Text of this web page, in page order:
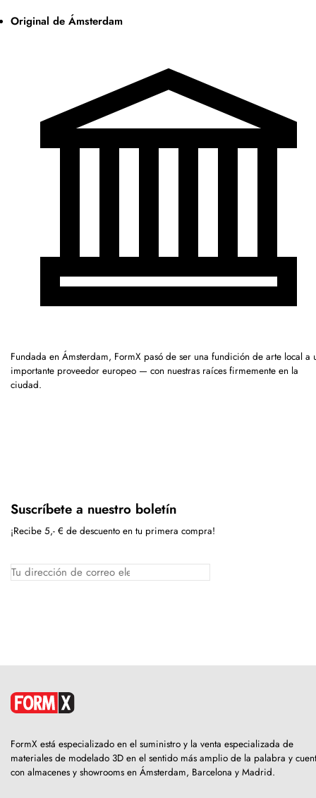
Original de Ámsterdam
Fundada en Ámsterdam, FormX pasó de ser una fundición de arte local a
importante proveedor europeo — con nuestras raíces firmemente en la
ciudad.
Suscríbete a nuestro boletín
¡Recibe 5,- € de descuento en tu primera compra!
FormX está especializado en el suministro y la venta especializada de
materiales de modelado 3D en el sentido más amplio de la palabra y
con almacenes y showrooms en Ámsterdam, Barcelona y Madrid.